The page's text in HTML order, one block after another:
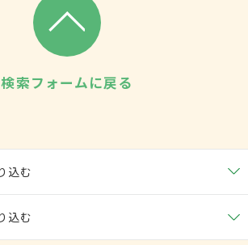
検索フォームに戻る
込む
込む